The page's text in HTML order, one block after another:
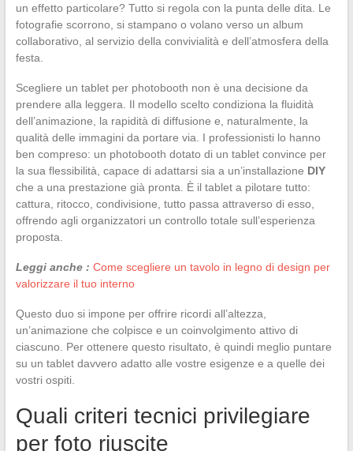
un effetto particolare? Tutto si regola con la punta delle dita. Le
fotografie scorrono, si stampano o volano verso un album
collaborativo, al servizio della convivialità e dell’atmosfera della
festa.
Scegliere un tablet per photobooth non è una decisione da
prendere alla leggera. Il modello scelto condiziona la fluidità
dell’animazione, la rapidità di diffusione e, naturalmente, la
qualità delle immagini da portare via. I professionisti lo hanno
ben compreso: un photobooth dotato di un tablet convince per
la sua flessibilità, capace di adattarsi sia a un’installazione DIY
che a una prestazione già pronta. È il tablet a pilotare tutto:
cattura, ritocco, condivisione, tutto passa attraverso di esso,
offrendo agli organizzatori un controllo totale sull’esperienza
proposta.
Leggi anche : Come scegliere un tavolo in legno di design per
valorizzare il tuo interno
Questo duo si impone per offrire ricordi all’altezza,
un’animazione che colpisce e un coinvolgimento attivo di
ciascuno. Per ottenere questo risultato, è quindi meglio puntare
su un tablet davvero adatto alle vostre esigenze e a quelle dei
vostri ospiti.
Quali criteri tecnici privilegiare
per foto riuscite